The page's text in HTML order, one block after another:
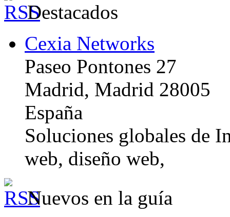
Destacados
Cexia Networks
Paseo Pontones 27
Madrid, Madrid 28005
España
Soluciones globales de
web, diseño web,
Nuevos en la guía